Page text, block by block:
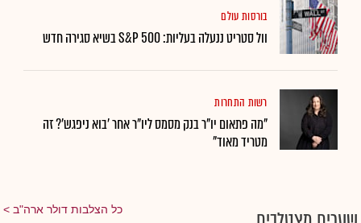
בורסות עולם
וול סטריט ננעלה בעליות: S&P 500 בשיא סגירה חדש
רשות התחרות
"מה פתאום יו"ר בנק מסמס ליו"ר אחר 'בוא ניפגש'? זה
מטריד מאוד"
כל הצלבות דולר ארה"ב